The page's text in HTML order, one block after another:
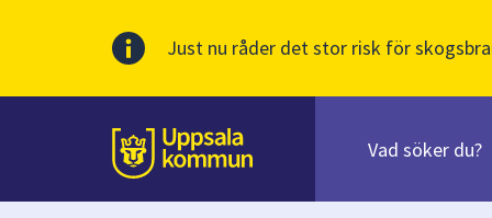
Just nu råder det stor risk för
Till sidans
huvudinnehåll
innehåll